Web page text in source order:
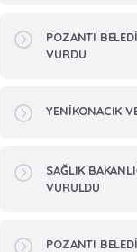
POZANTI
VURDU
YENİKONACIK
SAĞLIK
VURULDU
POZANTI